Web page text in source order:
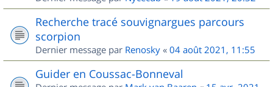
Recherche tracé souvignargues parcours
scorpion
Dernier message par Renosky « 04 août 2021, 11:55
Guider en Coussac-Bonneval